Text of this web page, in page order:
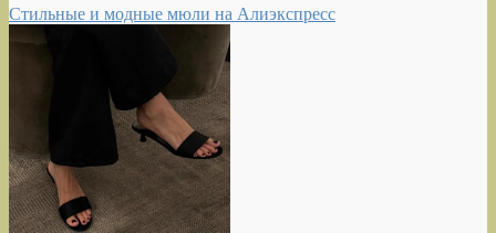
Стильные и модные мюли на Алиэкспресс